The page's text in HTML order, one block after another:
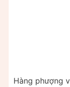
Hàng phượng